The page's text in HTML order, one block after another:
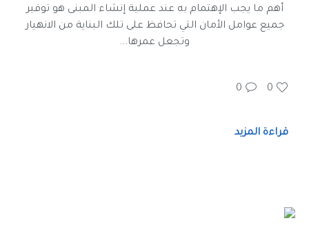
أهم ما يجب الإهتمام به عند عملية إنشاء المبنى هو توفير
جميع عوامل الأمان التي تحافظ على تلك البناية من الانهيار
وتجعل عمرها...
0
0
قراءة المزيد